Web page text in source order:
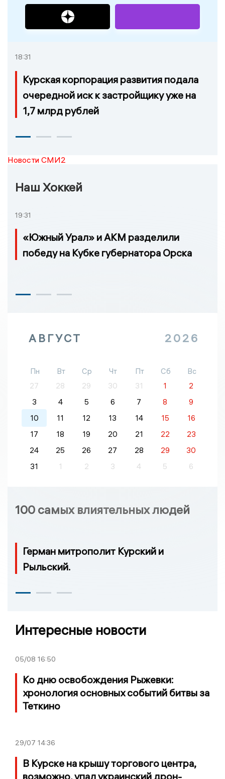
18:31
Курская корпорация развития подала
очередной иск к застройщику уже на
1,7 млрд рублей
Новости СМИ2
Наш Хоккей
19:31
«Южный Урал» и АКМ разделили
победу на Кубке губернатора Орска
АВГУСТ 2026
Пн Вт Ср Чт Пт Сб
Вс
27
28 29 30 31 1
2
3
4 5 6 7 8
9
10
11 12 13 14 15
16
17
18 19 20 21 22
23
24
25 26 27 28 29
30
31
1 2 3 4 5 6
100 самых влиятельных людей
Герман митрополит Курский и
Рыльский.
Интересные новости
05/08 16:50
Ко дню освобождения Рыжевки:
хронология основных событий битвы за
Теткино
29/07 14:36
В Курске на крышу торгового центра,
возможно, упал украинский дрон-